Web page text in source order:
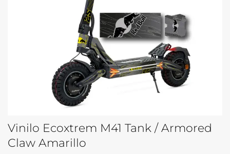
Vinilo Ecoxtrem M41 Tank / Armored
Claw Amarillo